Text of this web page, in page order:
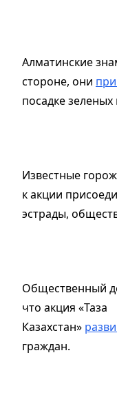
Алматинские
стороне, они
посадке
Известные
к акции
эстрады,
Общественный
что акция «Таза
Казахстан»
граждан.